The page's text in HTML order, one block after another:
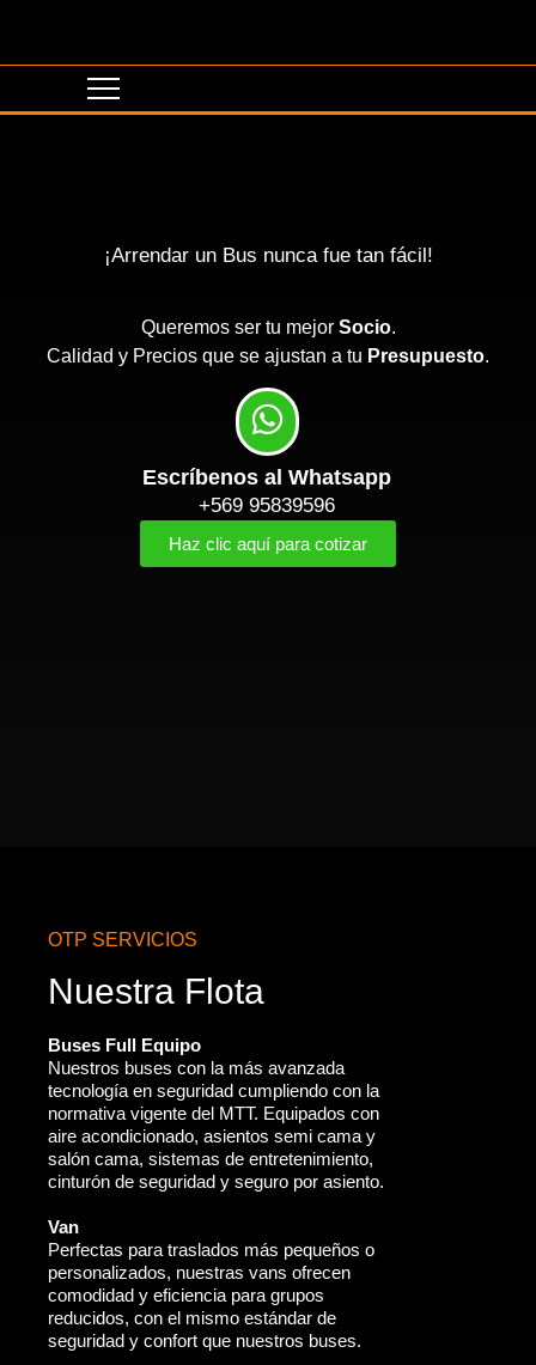
¡Arrendar un Bus nunca fue tan fácil!
Queremos ser tu mejor Socio.
Calidad y Precios que se ajustan a tu Presupuesto.
Escríbenos al Whatsapp
+569 95839596
Haz clic aquí para cotizar
OTP SERVICIOS
Nuestra Flota
Buses Full Equipo
Nuestros buses con la más avanzada
tecnología en seguridad cumpliendo con la
normativa vigente del MTT. Equipados con
aire acondicionado, asientos semi cama y
salón cama, sistemas de entretenimiento,
cinturón de seguridad y seguro por asiento.
Van
Perfectas para traslados más pequeños o
personalizados, nuestras vans ofrecen
comodidad y eficiencia para grupos
reducidos, con el mismo estándar de
seguridad y confort que nuestros buses.